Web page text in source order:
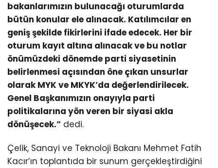
bakanlarımızın bulunacağı oturumlarda
bütün konular ele alınacak. Katılımcılar en
geniş şekilde fikirlerini ifade edecek. Her bir
oturum kayıt altına alınacak ve bu notlar
önümüzdeki dönemde parti siyasetinin
belirlenmesi açısından öne çıkan unsurlar
olarak MYK ve MKYK’da değerlendirilecek.
Genel Başkanımızın onayıyla parti
politikalarına yön veren bir siyasi akla
dönüşecek.” dedi.
Çelik, Sanayi ve Teknoloji Bakanı Mehmet Fatih
Kacır’ın toplantıda bir sunum gerçekleştirdiğini